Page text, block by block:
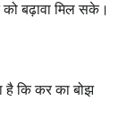
बढ़ावा मिल सके।
है कि कर का बोझ